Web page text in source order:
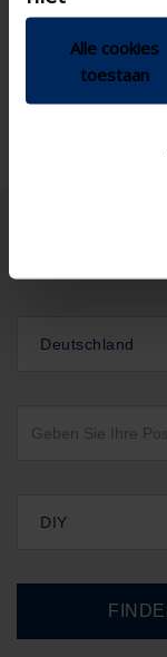
Alle cookies
toestaan
Luftdichtheitsklasse
Koppelbar
Deutschland
DIY